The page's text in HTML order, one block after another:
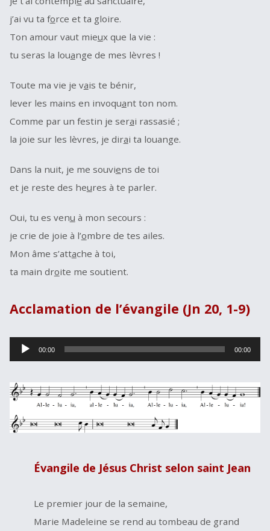
j’ai vu ta force et ta gloire.
Ton amour vaut mieux que la vie :
tu seras la louange de mes lèvres !
Toute ma vie je vais te bénir,
lever les mains en invoquant ton nom.
Comme par un festin je serai rassasié ;
la joie sur les lèvres, je dirai ta louange.
Dans la nuit, je me souviens de toi
et je reste des heures à te parler.
Oui, tu es venu à mon secours :
je crie de joie à l’ombre de tes ailes.
Mon âme s’attache à toi,
ta main droite me soutient.
Acclamation de l’évangile (Jn 20, 1-9)
Lecteur
audio
00:00 00:00
Évangile de Jésus Christ selon saint Jean
Le premier jour de la semaine,
Marie Madeleine se rend au tombeau de grand